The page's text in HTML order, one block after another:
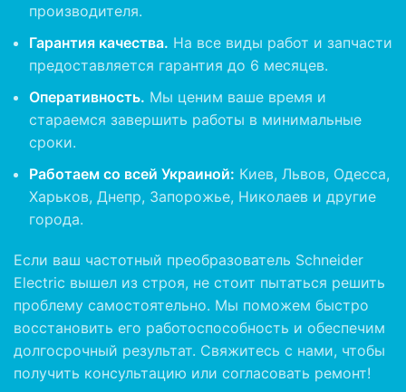
производителя.
Гарантия качества. На все виды работ и запчасти
предоставляется гарантия до 6 месяцев.
Оперативность. Мы ценим ваше время и
стараемся завершить работы в минимальные
сроки.
Работаем со всей Украиной: Киев, Львов, Одесса,
Харьков, Днепр, Запорожье, Николаев и другие
города.
Если ваш частотный преобразователь Schneider
Electric вышел из строя, не стоит пытаться решить
проблему самостоятельно. Мы поможем быстро
восстановить его работоспособность и обеспечим
долгосрочный результат. Свяжитесь с нами, чтобы
получить консультацию или согласовать ремонт!